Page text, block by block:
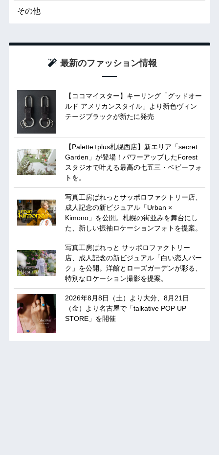
その他
最新のファッション情報
【ココマイスター】キーリング「グッドオー
ルド アメリカンスタイル」より新色ヴィン
テージブラックが新たに発売
【Palette+plus札幌西店】新エリア「secret
Garden」が登場！パワーアップしたForest
スタジオで叶える最高の七五三・ベビーフォ
トを。
写真工房ぱれっとサッポロファクトリー店、
成人記念の新ビジュアル「Urban ×
Kimono」を公開。札幌の街並みを舞台にし
た、新しい振袖ロケーションフォトを提案。
写真工房ぱれっと サッポロファクトリー
店、成人記念の新ビジュアル「白い恋人パー
ク」を公開。洋館とローズガーデンが彩る、
特別なロケーション撮影を提案。
2026年8月8日（土）より大分、8月21日
（金）より名古屋で「talkative POP UP
STORE」を開催